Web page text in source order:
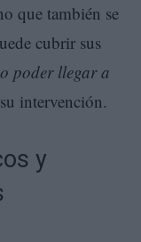
que también se
cubrir sus
poder llegar a
intervención.
y